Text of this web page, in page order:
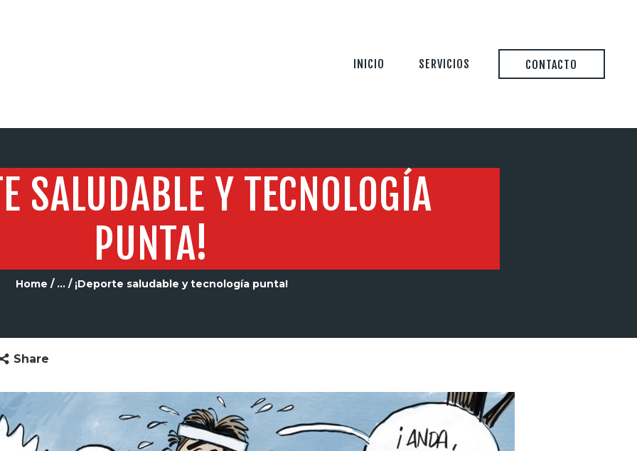
INICIO SERVICIOS CONTACTO
SALUDABLE Y TECNOLOGÍA
PUNTA!
Home ... ¡Deporte saludable y tecnología punta!
Share